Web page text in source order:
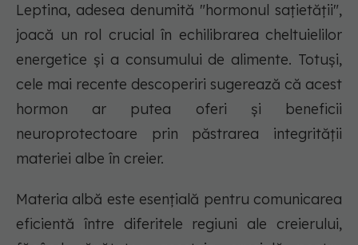
Leptina, adesea denumită "hormonul sațietății",
joacă un rol crucial în echilibrarea cheltuielilor
energetice și a consumului de alimente. Totuși,
cele mai recente descoperiri sugerează că acest
hormon ar putea oferi și beneficii
neuroprotectoare prin păstrarea integrității
materiei albe în creier.
Materia albă este esențială pentru comunicarea
eficientă între diferitele regiuni ale creierului,